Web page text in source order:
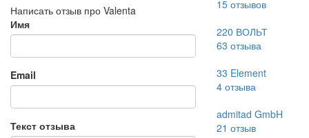
Написать отзыв про Valenta
Имя
Email
Текст отзыва
15отзывов
220 ВОЛЬТ
63 отзыва
33 Element
4отзыва
admitad GmbH
21 отзыв